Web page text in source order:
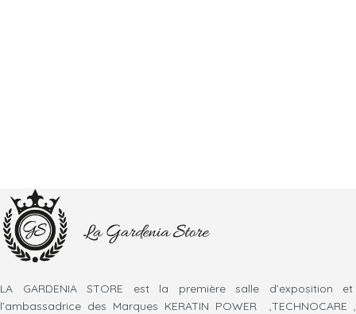
LA GARDENIA STORE est la première salle d’exposition et
l’ambassadrice des Marques KERATIN POWER ,TECHNOCARE ,